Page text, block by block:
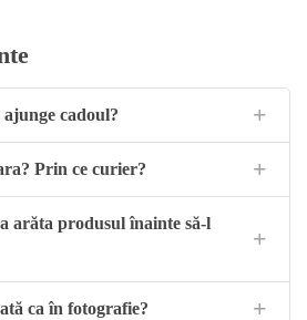
cadoul?
Prin ce curier?
arăta produsul înainte să-l
ca în fotografie?